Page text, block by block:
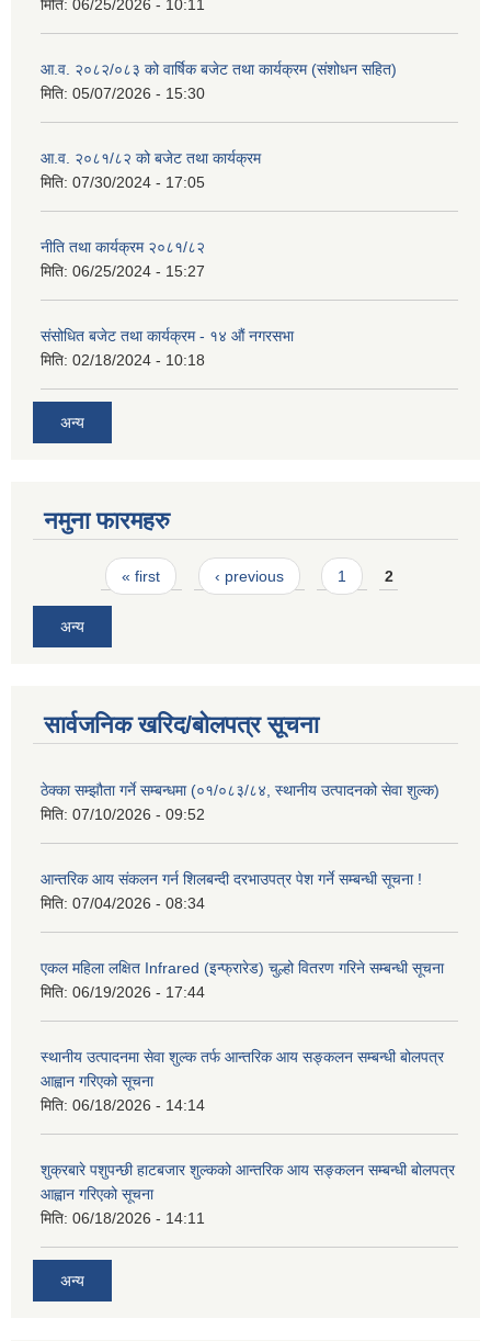
मिति: 06/25/2026 - 10:11
आ.व. २०८२/०८३ को वार्षिक बजेट तथा कार्यक्रम (संशोधन सहित)
मिति: 05/07/2026 - 15:30
आ.व. २०८१/८२ को बजेट तथा कार्यक्रम
मिति: 07/30/2024 - 17:05
नीति तथा कार्यक्रम २०८१/८२
मिति: 06/25/2024 - 15:27
संसोधित बजेट तथा कार्यक्रम - १४ औं नगरसभा
मिति: 02/18/2024 - 10:18
अन्य
नमुना फारमहरु
Pages« first ‹ previous 1 2
अन्य
सार्वजनिक खरिद/बोलपत्र सूचना
ठेक्का सम्झौता गर्ने सम्बन्धमा (०१/०८३/८४, स्थानीय उत्पादनको सेवा शुल्क)
मिति: 07/10/2026 - 09:52
आन्तरिक आय संकलन गर्न शिलबन्दी दरभाउपत्र पेश गर्ने सम्बन्धी सूचना !
मिति: 07/04/2026 - 08:34
एकल महिला लक्षित Infrared (इन्फ्रारेड) चुल्हो वितरण गरिने सम्बन्धी सूचना
मिति: 06/19/2026 - 17:44
स्थानीय उत्पादनमा सेवा शुल्क तर्फ आन्तरिक आय सङ्कलन सम्बन्धी बोलपत्र
आह्वान गरिएको सूचना
मिति: 06/18/2026 - 14:14
शुक्रबारे पशुपन्छी हाटबजार शुल्कको आन्तरिक आय सङ्कलन सम्बन्धी बोलपत्र
आह्वान गरिएको सूचना
मिति: 06/18/2026 - 14:11
अन्य